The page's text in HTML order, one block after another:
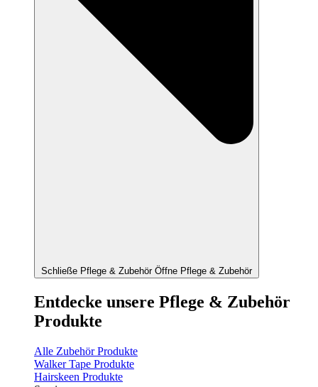
Schließe Pflege & Zubehör Öffne Pflege & Zubehör
Entdecke unsere Pflege & Zubehör
Produkte
Alle Zubehör Produkte
Walker Tape Produkte
Hairskeen Produkte